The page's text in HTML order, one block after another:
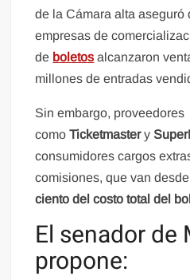
de la Cámara alta aseguró
empresas de
de boletos alcanzaron
millones de entradas
Sin embargo, proveedores
comoTicketmastery
consumidores cargos
comisiones, que van desde
ciento del costo total del
El senador de
propone: